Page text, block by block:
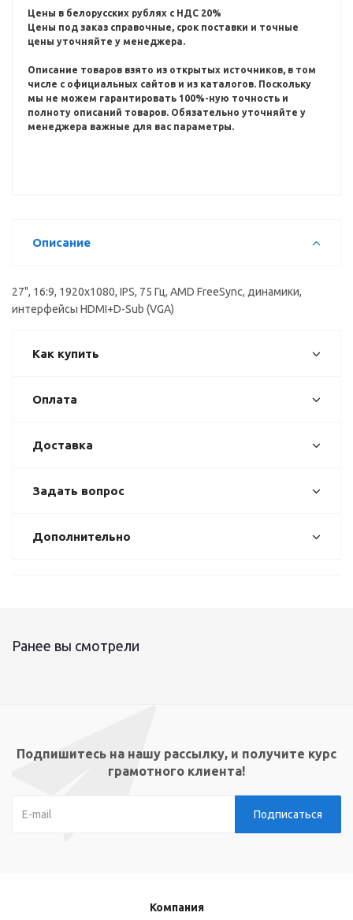
Цены в белорусских рублях с НДС 20%
Цены под заказ справочные, срок поставки и точные
цены уточняйте у менеджера.
Описание товаров взято из открытых источников, в том
числе с официальных сайтов и из каталогов. Поскольку
мы не можем гарантировать 100%-ную точность и
полноту описаний товаров. Обязательно уточняйте у
менеджера важные для вас параметры.
Описание
27", 16:9, 1920x1080, IPS, 75 Гц, AMD FreeSync, динамики,
интерфейсы HDMI+D-Sub (VGA)
Как купить
Оплата
Доставка
Задать вопрос
Дополнительно
Ранее вы смотрели
Подпишитесь на нашу рассылку, и получите курс
грамотного клиента!
Компания